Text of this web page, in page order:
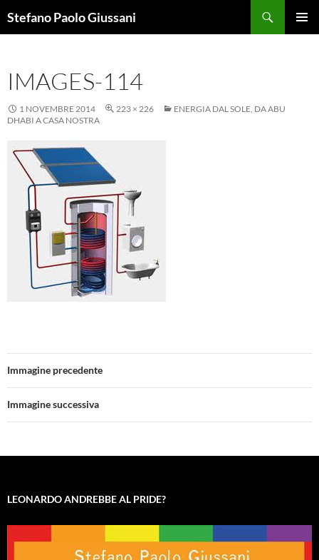
alStefano Paolo Giussani
IMAGES-114
1 NOVEMBRE 2014 223 × 226
ENERGIA DAL SOLE, DA ABU
DHABI A CASA NOSTRA
Immagine precedente
Immagine successiva
LEONARDO ANDREBBE AL PRIDE?